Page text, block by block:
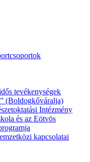
tevékenységek
(Boldogkőváralja)
Intézmény
és az Eötvös
kapcsolatai